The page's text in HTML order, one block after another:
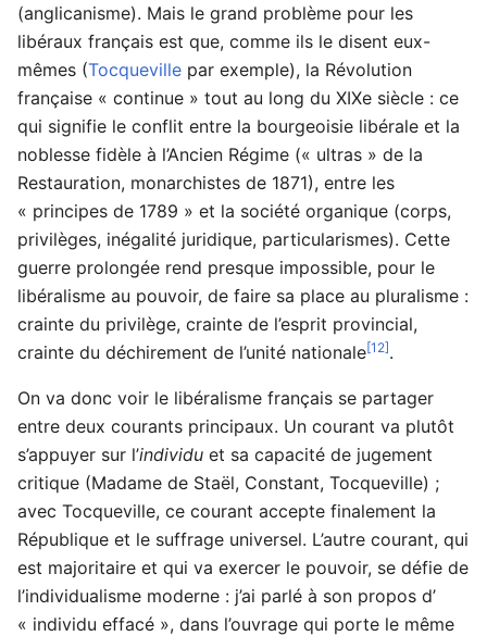
(anglicanisme). Mais le grand problème pour les
libéraux français est que, comme ils le disent eux-
mêmes (Tocqueville par exemple), la Révolution
française « continue » tout au long du XIXe siècle : ce
qui signifie le conflit entre la bourgeoisie libérale et la
noblesse fidèle à l’Ancien Régime (« ultras » de la
Restauration, monarchistes de 1871), entre les
« principes de 1789 » et la société organique (corps,
privilèges, inégalité juridique, particularismes). Cette
guerre prolongée rend presque impossible, pour le
libéralisme au pouvoir, de faire sa place au pluralisme :
crainte du privilège, crainte de l’esprit provincial,
crainte du déchirement de l’unité nationale[12].
On va donc voir le libéralisme français se partager
entre deux courants principaux. Un courant va plutôt
s’appuyer sur l’individu et sa capacité de jugement
critique (Madame de Staël, Constant, Tocqueville) ;
avec Tocqueville, ce courant accepte finalement la
République et le suffrage universel. L’autre courant, qui
est majoritaire et qui va exercer le pouvoir, se défie de
l’individualisme moderne : j’ai parlé à son propos d’
« individu effacé », dans l’ouvrage qui porte le même